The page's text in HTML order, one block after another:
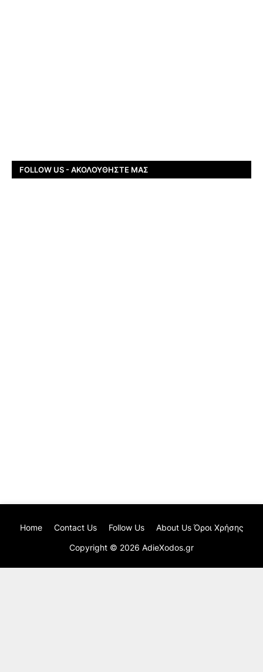
FOLLOW US - ΑΚΟΛΟΥΘΉΣΤΕ ΜΑΣ
Copyright © 2026 AdieXodos.gr
Home Contact Us Follow Us About Us Όροι Χρήσης